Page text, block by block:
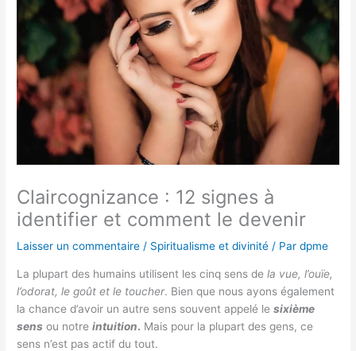
Claircognizance : 12 signes à
identifier et comment le devenir
Laisser un commentaire / Spiritualisme et divinité / Pardpme
La plupart des humains utilisent les cinq sens de la vue, l’ouïe,
l’odorat, le goût et le toucher. Bien que nous ayons également
la chance d’avoir un autre sens souvent appelé lesixième
sens ou notreintuition. Mais pour la plupart des gens, ce
sens n’est pas actif du tout.